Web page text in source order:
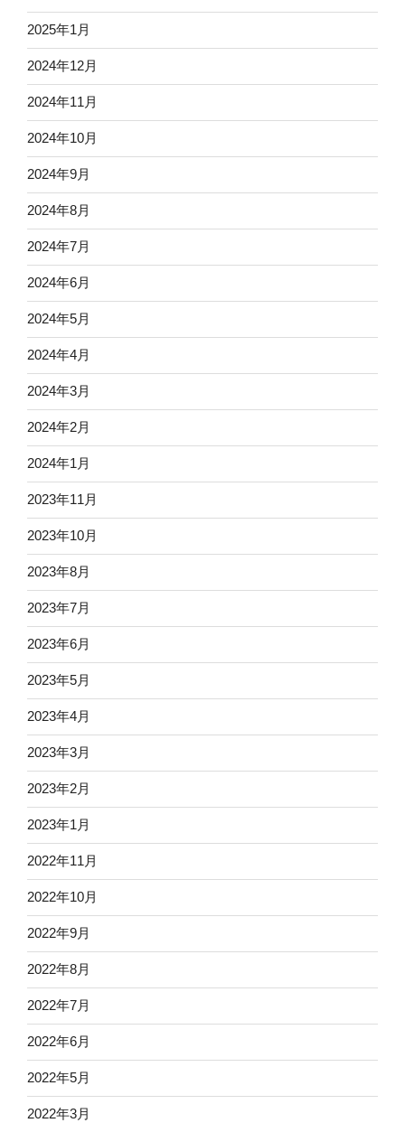
2025年1月
2024年12月
2024年11月
2024年10月
2024年9月
2024年8月
2024年7月
2024年6月
2024年5月
2024年4月
2024年3月
2024年2月
2024年1月
2023年11月
2023年10月
2023年8月
2023年7月
2023年6月
2023年5月
2023年4月
2023年3月
2023年2月
2023年1月
2022年11月
2022年10月
2022年9月
2022年8月
2022年7月
2022年6月
2022年5月
2022年3月